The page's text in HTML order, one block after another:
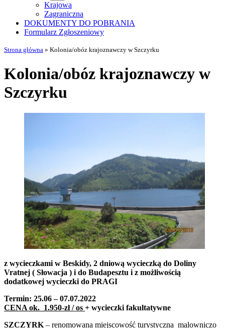
Krajowa
Zagraniczna
DOKUMENTY DO POBRANIA
Formularz Zgłoszeniowy
Strona główna » Kolonia/obóz krajoznawczy w Szczyrku
Kolonia/obóz krajoznawczy w
Szczyrku
z wycieczkami w Beskidy, 2 dniową wycieczką do Doliny
Vratnej ( Słowacja ) i do Budapesztu i z możliwością
dodatkowej wycieczki do PRAGI
Termin: 25.06 – 07.07.2022
CENA ok. 1.950-zł / os + wycieczki fakultatywne
SZCZYRK – renomowana miejscowość turystyczna malowniczo